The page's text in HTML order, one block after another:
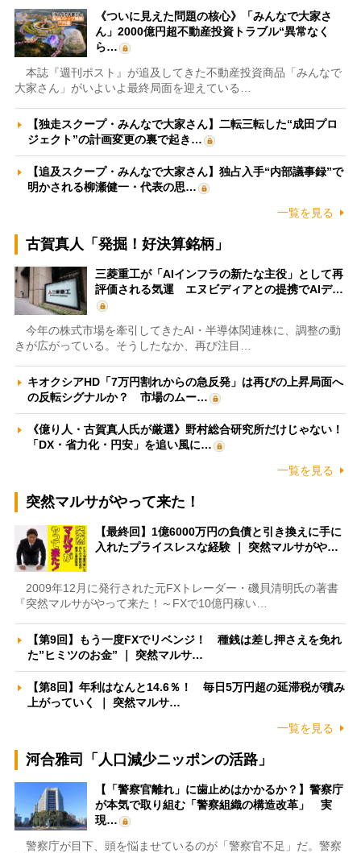
《ついに見えた問題の核心》「みんなで大家さ
ん」2000億円超不動産投資トラブル“異常なく
ら…
本誌『週刊ポスト』が追及してきた不動産投資商品「みんなで
大家さん」がいよいよ最終局面を迎えている…
【独走スクープ・みんなで大家さん】二転三転した“成田プロ
ジェクト”の計画変更の裏で起き…
【追及スクープ・みんなで大家さん】独占入手“内部議事録”で
明かされる柳瀬健一・代表の思…
一覧を見る
古賀真人「発掘！好決算銘柄」
三菱重工が「AIインフラの新たな主役」として再
評価される気運 エヌビディアとの提携でAIデ…
今年の株式市場を牽引してきたAI・半導体関連株に、調整の動
きが広がっている。そうしたなか、再び注目…
キオクシアHD「7万円割れからの急反発」は再びの上昇局面へ
の反転シグナルか？ 市場のムー…
《億り人・古賀真人氏が厳選》野村総合研究所だけじゃない！
「DX・省力化・円安」を追い風に…
一覧を見る
突然マルサがやって来た！
【最終回】1億6000万円の負債と引き換えに手に
入れたプライスレスな経験 ｜ 突然マルサがや…
2009年12月に発行された元FXトレーダー・磯貝清明氏の著書
『突然マルサがやって来た！～FXで10億円稼い…
【第9回】もう一度FXでリベンジ！ 種銭は差し押さえを免れ
た”ヒミツのお金” ｜ 突然マルサ…
【第8回】年利はなんと14.6％！ 毎日5万円超の延滞税が積み
上がっていく ｜ 突然マルサ…
一覧を見る
河合雅司「人口減少ニッポンの活路」
【「警察官離れ」に歯止めはかかるか？】警察庁
が本気で取り組む「警察組織の構造改革」 実
現…
警察庁が目下、頭を悩ませているのが「警察官不足」だ。警察